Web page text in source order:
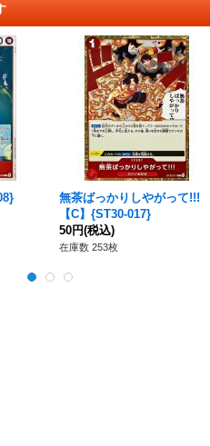
無茶ばっかりしやがって!!!
【C】{ST30-017}
50円(税込)
在庫数 253枚